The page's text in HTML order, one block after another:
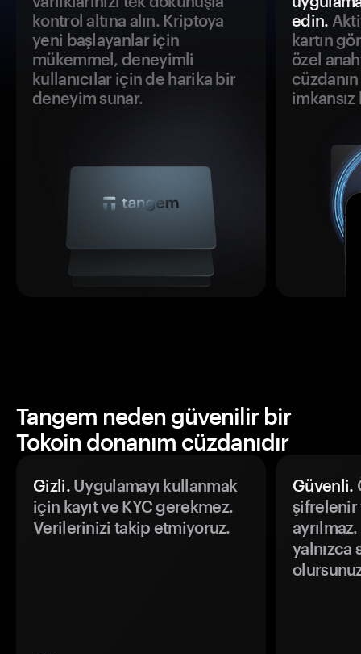
kontrol altına alın. Kriptoya
yeni başlayanlar için
mükemmel, deneyimli
kullanıcılar için de harika bir
deneyim sunar.
edin.
kartın
özel
Tangem neden güvenilir bir
Tokoin donanım cüzdanıdır
Gizli.Uygulamayı kullanmak
için kayıt ve KYC gerekmez.
Verilerinizi takip etmiyoruz.
Güvenli.
şifrelenir
yalnızca